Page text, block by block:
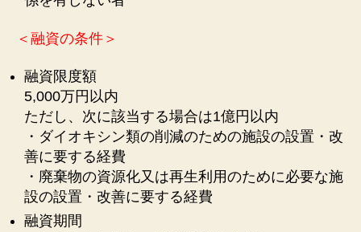
＜融資の条件＞
融資限度額
5,000万円以内
ただし、次に該当する場合は1億円以内
・ダイオキシン類の削減のための施設の設置・改
善に要する経費
・廃棄物の資源化又は再生利用のために必要な施
設の設置・改善に要する経費
融資期間